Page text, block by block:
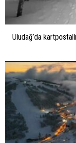
Uludağ’da